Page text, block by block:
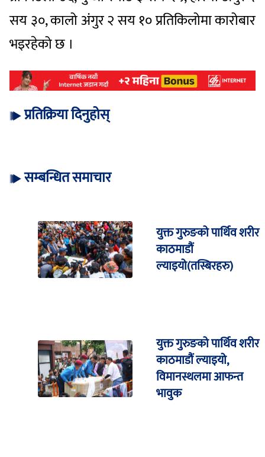
सय ३०, कालो अंगुर २ सय १० प्रतिकिलोमा कारोबार
भइरहेको छ ।
प्रतिक्रिया दिनुहोस्
सम्बन्धित समाचार
युक्त गुरुङको पार्थिव शरीर
काठमाडौं
ल्याइयो(तस्बिरहरु)
युक्त गुरुङको पार्थिव शरीर
काठमाडौं ल्याइयो,
विमानस्थलमा आफन्त
भावुक